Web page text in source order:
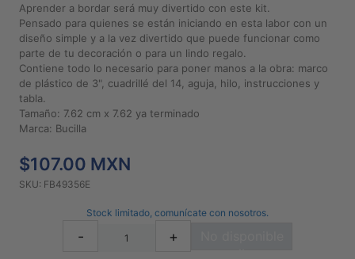
Aviso De
Privacidad
Políticas
Compra
2026
Aprender a bordar será muy divertido con este kit.
Pensado para quienes se están iniciando en esta labor con un
diseño simple y a la vez divertido que puede funcionar como
parte de tu decoración o para un lindo regalo.
Contiene todo lo necesario para poner manos a la obra: marco
de plástico de 3", cuadrillé del 14, aguja, hilo, instrucciones y
tabla.
Tamaño: 7.62 cm x 7.62 ya terminado
Marca: Bucilla
$107.00 MXN
SKU: FB49356E
Stock limitado, comunícate con nosotros.
- +